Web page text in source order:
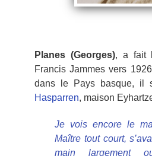
Planes (Georges), a fait
Francis Jammes vers
dans le Pays basque, il
Hasparren, maison
Je vois encore le
Maître tout court,
main largement